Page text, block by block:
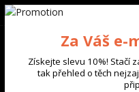
+420 702 136 620
Za Váš e-
Získejte slevu 10%! Stačí
tak přehled o těch